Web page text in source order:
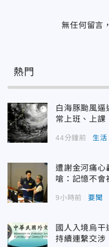
無任何留言
熱門
白海豚颱風逼
常上班、上課
44分鐘前 生活
遭謝金河痛心
嗆：記憶不會
9小時前 要聞
國人入境烏干
持續連繫交涉